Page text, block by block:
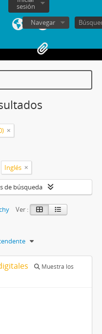
sesión
Navegar
Inglés
de búsqueda
Ver :
Muestra los